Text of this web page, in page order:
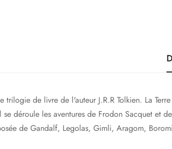
trilogie de livre de l'auteur J.R.R Tolkien. La
déroule les aventures de Frodon Sacquet et
de Gandalf, Legolas, Gimli, Aragom,